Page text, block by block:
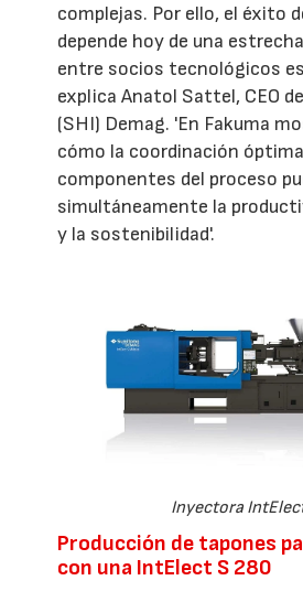
complejas. Por ello, el éxito
depende hoy de una
entre socios tecnológicos
explica Anatol Sattel, CEO
(SHI) Demag. 'En Fakuma
cómo la coordinación
componentes del proceso
simultáneamente la
y la sostenibilidad'.
Inyectora
Producción de tapones
con una IntElect S 280